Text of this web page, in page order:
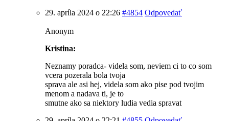
29. apríla 2024 o 22:26 #4854 Odpovedať
Anonym
Kristina:
Neznamy poradca- videla som, neviem ci to co som
vcera pozerala bola tvoja
sprava ale asi hej, videla som ako pise pod tvojim
menom a nadava ti, je to
smutne ako sa niektory ludia vedia spravat